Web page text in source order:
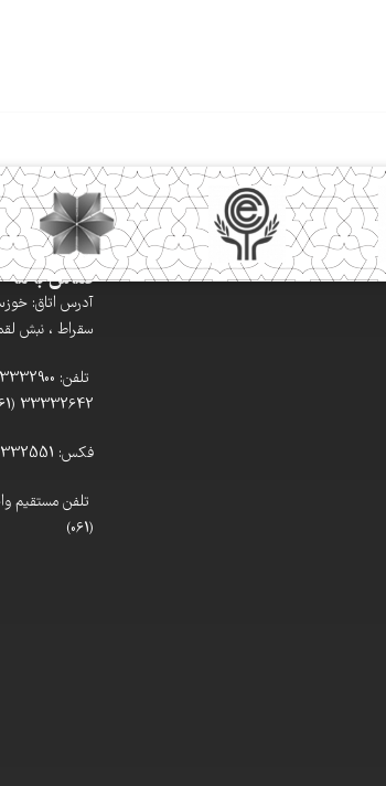
تماس با ما
آدرس اتاق:
سقراط ، نبش
33332642 (061)
فکس: 33332551 (061)
(061)